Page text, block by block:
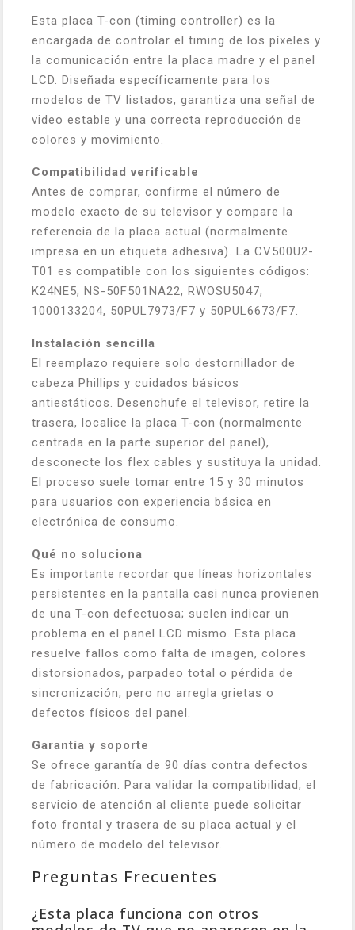
Esta placa T-con (timing controller) es la
encargada de controlar el timing de los píxeles y
la comunicación entre la placa madre y el panel
LCD. Diseñada específicamente para los
modelos de TV listados, garantiza una señal de
video estable y una correcta reproducción de
colores y movimiento.
Compatibilidad verificable
Antes de comprar, confirme el número de
modelo exacto de su televisor y compare la
referencia de la placa actual (normalmente
impresa en un etiqueta adhesiva). La CV500U2-
T01 es compatible con los siguientes códigos:
K24NE5, NS-50F501NA22, RWOSU5047,
1000133204, 50PUL7973/F7 y 50PUL6673/F7.
Instalación sencilla
El reemplazo requiere solo destornillador de
cabeza Phillips y cuidados básicos
antiestáticos. Desenchufe el televisor, retire la
trasera, localice la placa T-con (normalmente
centrada en la parte superior del panel),
desconecte los flex cables y sustituya la unidad.
El proceso suele tomar entre 15 y 30 minutos
para usuarios con experiencia básica en
electrónica de consumo.
Qué no soluciona
Es importante recordar que líneas horizontales
persistentes en la pantalla casi nunca provienen
de una T-con defectuosa; suelen indicar un
problema en el panel LCD mismo. Esta placa
resuelve fallos como falta de imagen, colores
distorsionados, parpadeo total o pérdida de
sincronización, pero no arregla grietas o
defectos físicos del panel.
Garantía y soporte
Se ofrece garantía de 90 días contra defectos
de fabricación. Para validar la compatibilidad, el
servicio de atención al cliente puede solicitar
foto frontal y trasera de su placa actual y el
número de modelo del televisor.
Preguntas Frecuentes
¿Esta placa funciona con otros